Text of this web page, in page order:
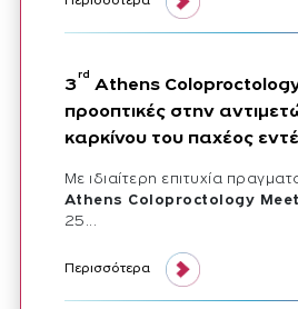
3
rd
Athens
προοπτικές στην
καρκίνου του παχέος
Με ιδιαίτερη επιτυχία
Athens Coloproctology
25...
3 athens coloproctology meeting
Περισσότερα